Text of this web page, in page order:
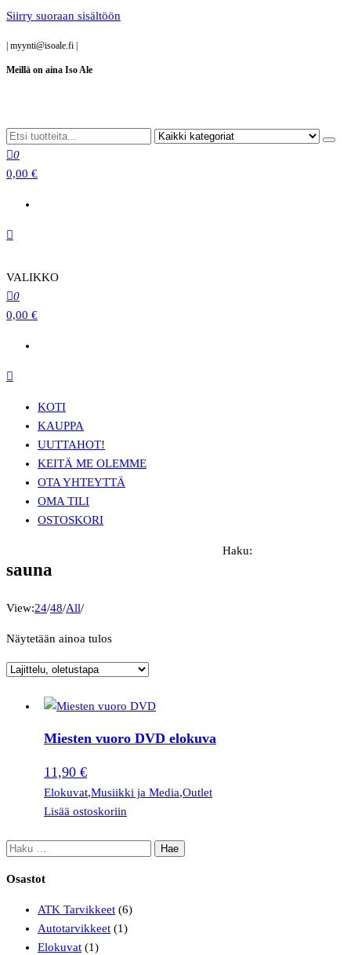
Siirry suoraan sisältöön
myynti@isoale.fi
Meillä on aina Iso Ale
0
0,00 €
VALIKKO
0
0,00 €
KOTI
KAUPPA
UUTTAHOT!
KEITÄ ME OLEMME
OTA YHTEYTTÄ
OMA TILI
OSTOSKORI
sauna
View:24/48/All/
Näytetään ainoa tulos
Miesten vuoro DVD elokuva
11,90 €
Elokuvat,Musiikki ja Media,Outlet
Lisää ostoskoriin
Haku:
Osastot
ATK Tarvikkeet (6)
Autotarvikkeet (1)
Elokuvat (1)